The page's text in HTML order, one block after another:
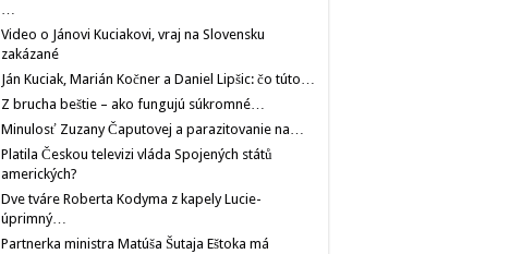
…
Video o Jánovi Kuciakovi, vraj na Slovensku
zakázané
Ján Kuciak, Marián Kočner a Daniel Lipšic: čo túto…
Z brucha beštie – ako fungujú súkromné…
Minulosť Zuzany Čaputovej a parazitovanie na…
Platila Českou televizi vláda Spojených států
amerických?
Dve tváre Roberta Kodyma z kapely Lucie-
úprimný…
Partnerka ministra Matúša Šutaja Eštoka má